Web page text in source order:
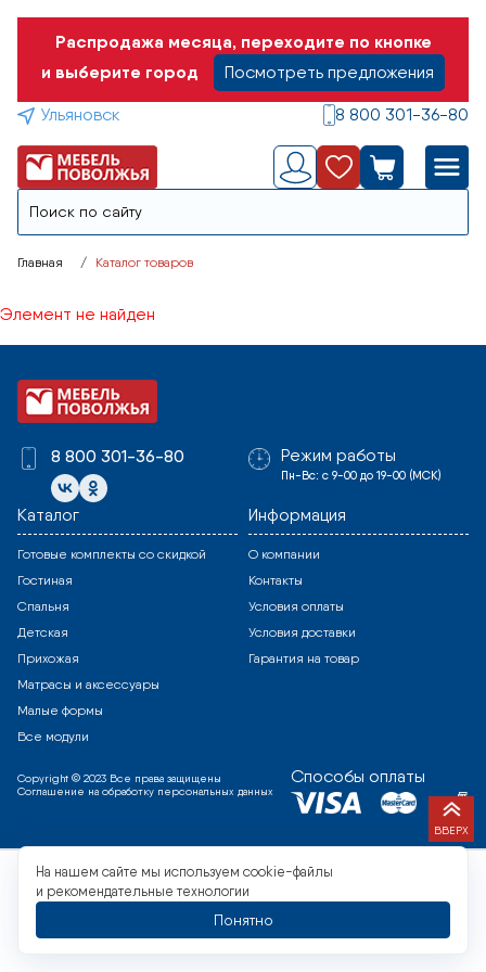
Распродажа месяца, переходите по кнопке
и выберите город
Посмотреть предложения
Ульяновск 8 800 301-36-80
Главная Каталог товаров
Элемент не найден
8 800 301-36-80 Режим работы
Пн-Вс: с 9-00 до 19-00 (МСК)
Каталог
Готовые комплекты со скидкой
Гостиная
Спальня
Детская
Прихожая
Матрасы и аксессуары
Малые формы
Все модули
Информация
О компании
Контакты
Условия оплаты
Условия доставки
Гарантия на товар
Copyright © 2023 Все права защищены
Соглашение на обработку персональных данных
Способы оплаты
ВВЕРХ
На нашем сайте мы используем cookie-файлы
и рекомендательные технологии
Понятно